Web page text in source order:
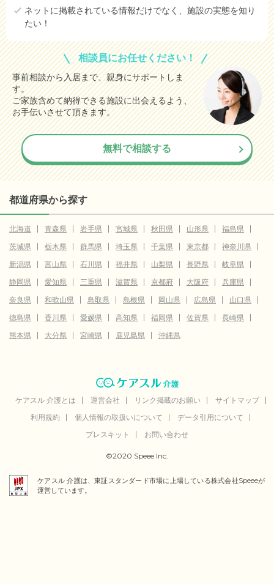
ネットに掲載されている情報だけでなく、施設の実態を知り
たい！
相談員にお任せください！
事前相談から入居まで、親身にサポートしま
す。
ご家族含めて納得できる施設に出会えるよう、
お手伝いさせて頂きます。
無料で相談する
都道府県から探す
北海道 青森県 岩手県 宮城県 秋田県 山形県
福島県
茨城県
栃木県 群馬県 埼玉県 千葉県 東京都
神奈川県
新潟県
富山県 石川県 福井県 山梨県 長野県
岐阜県
静岡県
愛知県 三重県 滋賀県 京都府 大阪府
兵庫県
奈良県
和歌山県 鳥取県 島根県 岡山県 広島県
山口県
徳島県
香川県 愛媛県 高知県 福岡県 佐賀県
長崎県
熊本県
大分県 宮崎県 鹿児島県 沖縄県
ケアスル 介護とは 運営会社 リンク掲載のお願い
サイトマップ
利用規約
個人情報の取扱いについて
データ引用について
プレスキット
お問い合わせ
©2020 Speee Inc.
ケアスル 介護は、東証スタンダード市場に上場している株式会社Speeeが
運営しています。